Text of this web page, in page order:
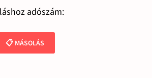
adószám:
📋 MÁSOLÁS